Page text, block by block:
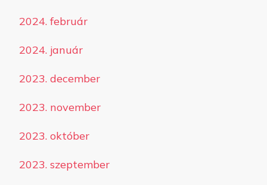
2024. február
2024. január
2023. december
2023. november
2023. október
2023. szeptember